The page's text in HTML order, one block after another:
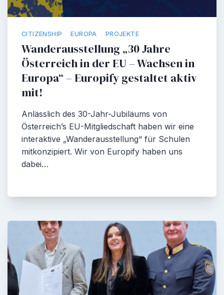
CITIZENSHIP EUROPA PROJEKTE
Wanderausstellung „30 Jahre
Österreich in der EU – Wachsen in
Europa“ – Europify gestaltet aktiv
mit!
Anlässlich des 30-Jahr-Jubiläums von
Österreich’s EU-Mitgliedschaft haben wir eine
interaktive „Wanderausstellung“ für Schulen
mitkonzipiert. Wir von Europify haben uns
dabei…